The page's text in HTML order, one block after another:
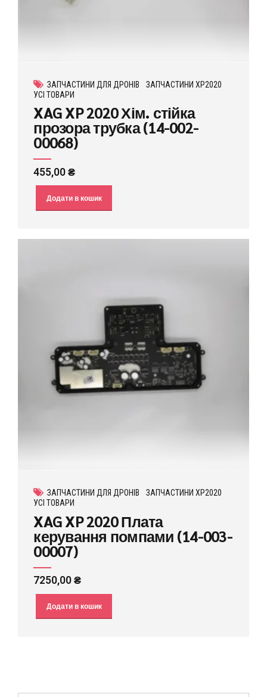
ЗАПЧАСТИНИ ДЛЯ ДРОНІВ
ЗАПЧАСТИНИ XP2020
УСІ ТОВАРИ
XAG XP 2020 Хім. стійка
прозора трубка (14-002-
00068)
455,00₴
Додати в кошик
ЗАПЧАСТИНИ ДЛЯ ДРОНІВ
ЗАПЧАСТИНИ XP2020
УСІ ТОВАРИ
XAG XP 2020 Плата
керування помпами (14-003-
00007)
7250,00₴
Додати в кошик